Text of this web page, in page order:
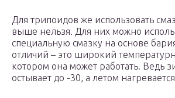
Для трипоидов же использовать
выше нельзя. Для них можно
специальную смазку на основе
отличий – это широкий
котором она может работать. Ведь
остывает до -30, а летом